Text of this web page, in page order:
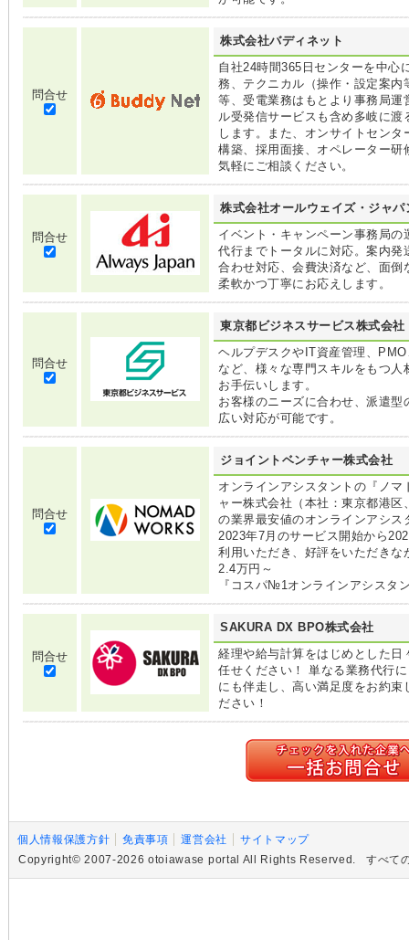
問合せ
株式会社バディネット
自社24時間365日センターを中心
務、テクニカル（操作・設定案
等、受電業務はもとより事務局
ル受発信サービスも含め多岐に
します。また、オンサイトセン
構築、採用面接、オペレーター
気軽にご相談ください。
問合せ
株式会社オールウェイズ・ジャパ
イベント・キャンペーン事務局
代行までトータルに対応。案内
合わせ対応、会費決済など、面
柔軟かつ丁寧にお応えします。
問合せ
東京都ビジネスサービス株式会社
ヘルプデスクやIT資産管理、
など、様々な専門スキルをもつ
お手伝いします。
お客様のニーズに合わせ、派遣
広い対応が可能です。
問合せ
ジョイントベンチャー株式会社
オンラインアシスタントの『ノ
ャー株式会社（本社：東京都港
の業界最安値のオンラインアシ
2023年7月のサービス開始から
利用いただき、好評をいただき
2.4万円～
『コスパ№1オンラインアシスタ
問合せ
SAKURA DX BPO株式会社
経理や給与計算をはじめとした
任せください！ 単なる業務代行
にも伴走し、高い満足度をお約
ださい！
個人情報保護方針 免責事項 運営会社
サイトマップ
Copyright© 2007-2026 otoiawase portal All Rights Reserved. すべての